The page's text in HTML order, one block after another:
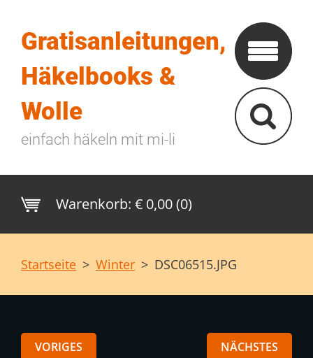
Gratisanleitungen,
Häkelbooks &
Wolle
einfach häkeln mit mi-li
Warenkorb: € 0,00 (0)
Startseite > Winter > DSC06515.JPG
VORIGES NÄCHSTES